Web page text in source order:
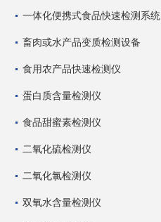
一体化便携式食品快速检测系统
畜肉或水产品变质检测设备
食用农产品快速检测仪
蛋白质含量检测仪
食品甜蜜素检测仪
二氧化硫检测仪
二氧化氯检测仪
双氧水含量检测仪